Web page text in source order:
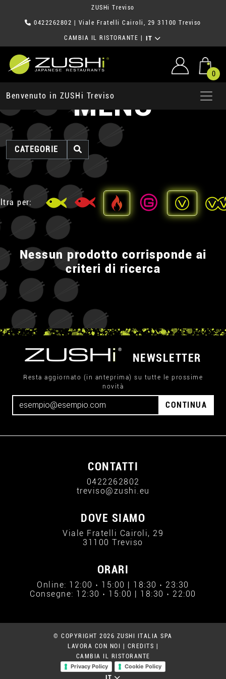
ZUSHi Treviso
0422262802 | Viale Fratelli Cairoli, 29 31100 Treviso
CAMBIA IL RISTORANTE IT
0
Benvenuto in ZUSHi TrevisoMENU
CATEGORIE
per:
Nessun prodotto corrisponde ai
criteri di ricerca
NEWSLETTER
Resta aggiornato (in anteprima) su tutte le prossime
novità
CONTINUA
CONTATTI
0422262802
treviso@zushi.eu
DOVE SIAMO
Viale Fratelli Cairoli, 29
31100 Treviso
ORARI
Online: 12:00 › 15:00 | 18:30 › 23:30
Consegne: 12:30 › 15:00 | 18:30 › 22:00
© COPYRIGHT 2026 ZUSHI ITALIA SPA
LAVORA CON NOI
CREDITS
CAMBIA IL RISTORANTE
Privacy Policy
Cookie Policy